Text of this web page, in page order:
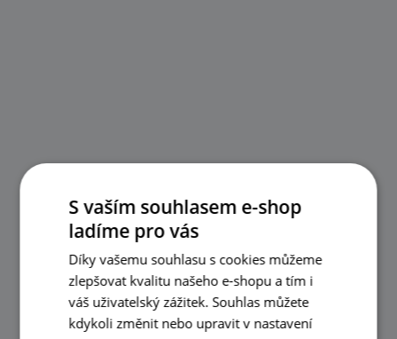
S vaším souhlasem e-shop
ladíme pro vás
Díky vašemu souhlasu s cookies můžeme
zlepšovat kvalitu našeho e-shopu a tím i
váš uživatelský zážitek. Souhlas můžete
kdykoli změnit nebo upravit v nastavení